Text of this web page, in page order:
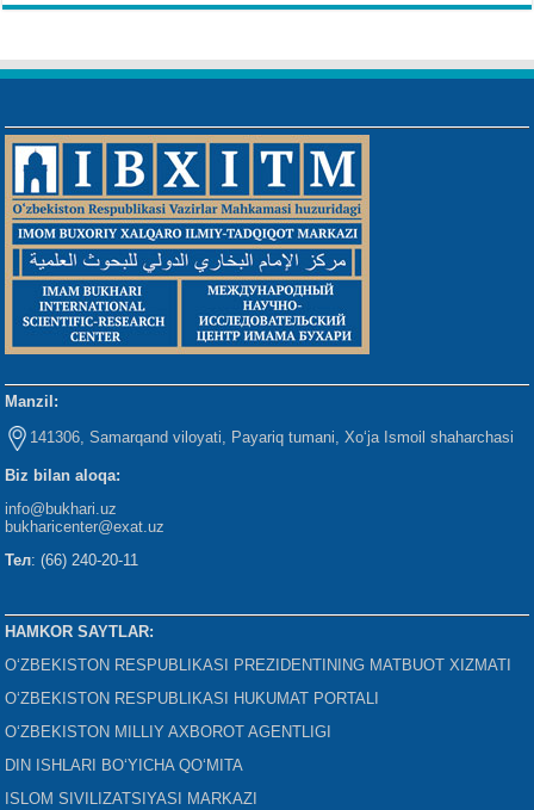
Manzil:
141306, Samarqand viloyati, Payariq tumani, Xo‘ja Ismoil shaharchasi
Biz bilan aloqa:
info@bukhari.uz
bukharicenter@exat.uz
Тел: (66) 240-20-11
HAMKOR SAYTLAR:
O‘ZBEKISTON RESPUBLIKASI PREZIDENTINING MATBUOT XIZMATI
O‘ZBEKISTON RESPUBLIKASI HUKUMAT PORTALI
O‘ZBEKISTON MILLIY AXBOROT AGENTLIGI
DIN ISHLARI BO‘YICHA QO‘MITA
ISLOM SIVILIZATSIYASI MARKAZI